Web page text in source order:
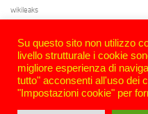
wikileaks
Sotto un cielo bit | Massimo
Su questo sito non utilizzo
livello strutturale i cookie
migliore esperienza di
tutto" acconsenti all'uso dei
"Impostazioni cookie" per